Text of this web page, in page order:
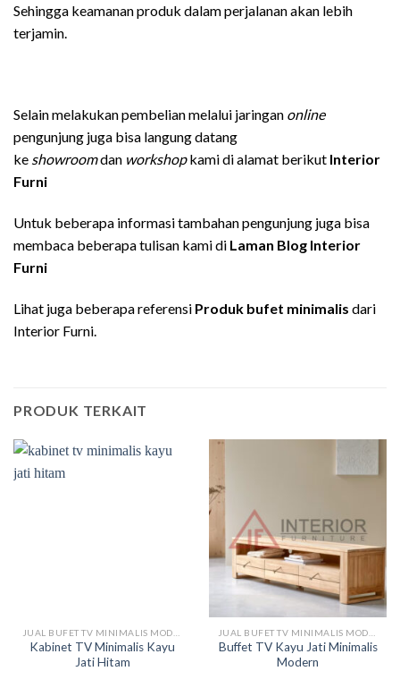
Sehingga keamanan produk dalam perjalanan akan lebih
terjamin.
Selain melakukan pembelian melalui jaringan online
pengunjung juga bisa langung datang
ke showroomdan workshopkami di alamat berikut Interior
Furni
Untuk beberapa informasi tambahan pengunjung juga bisa
membaca beberapa tulisan kami di Laman Blog Interior
Furni
Lihat juga beberapa referensi Produk bufet minimalis dari
Interior Furni.
PRODUK TERKAIT
Kabinet TV Minimalis Kayu
Jati Hitam
Buffet TV Kayu Jati Minimalis
Modern